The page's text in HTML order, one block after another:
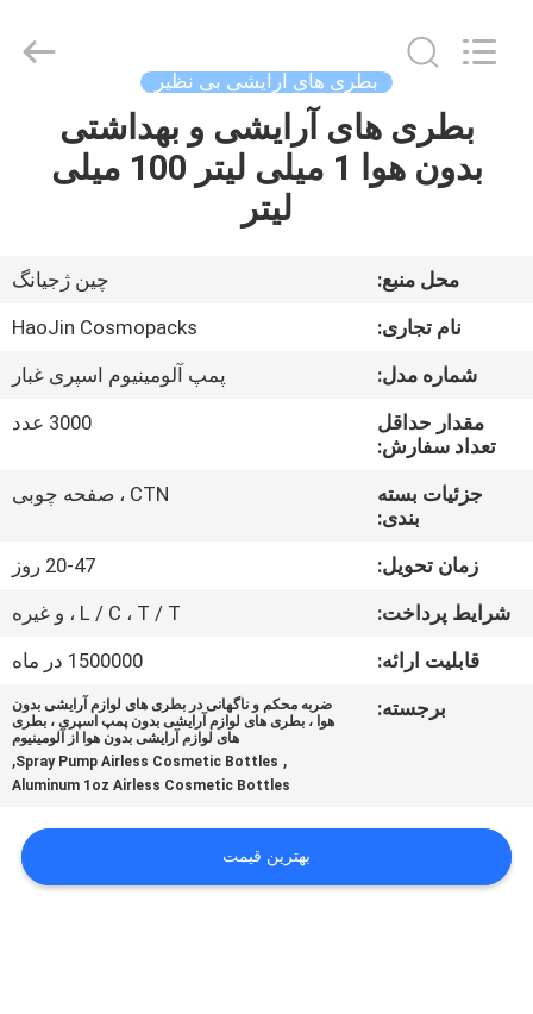
خانه
درباره
کارخانه
کنترل
کیفیت
درخواست
نقل
Haojin
Plastic
بطری های آرایشی بی نظیر
بطری های آرایشی و بهداشتی
بدون هوا 1 میلی لیتر 100 میلی
لیتر
محل منبع:
چین ژجیانگ
نام تجاری:
HaoJin Cosmopacks
شماره مدل:
پمپ آلومینیوم اسپری غبار
مقدار حداقل
تعداد سفارش:
3000 عدد
جزئیات بسته
بندی:
CTN ، صفحه چوبی
زمان تحویل:
20-47 روز
شرایط پرداخت:
L / C ، T / T ، و غیره
قابلیت ارائه:
1500000 در ماه
برجسته:
ضربه محکم و ناگهانی در بطری های لوازم آرایشی بدون
هوا ، بطری های لوازم آرایشی بدون پمپ اسپری ، بطری
های لوازم آرایشی بدون هوا از آلومینیوم
,
Spray Pump Airless Cosmetic Bottles
,
Aluminum 1oz Airless Cosmetic Bottles
بهترین قیمت